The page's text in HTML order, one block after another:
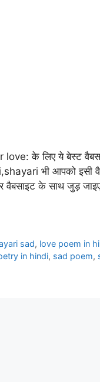
के लिए ये बेस्ट
भी आपको इसी
के साथ जुड़
sad, love poem in
in hindi, sad poem,